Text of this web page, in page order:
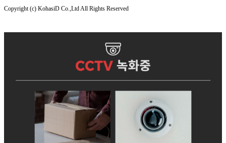
Copyright (c) KohasiD Co.,Ltd All Rights Reserved